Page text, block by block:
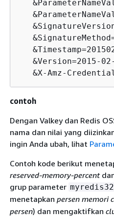
&Version=2015-
&X-Amz-
contoh
Dengan Valkey dan Redis
nama dan nilai yang
ingin Anda ubah, lihat
Contoh kode berikut
reserved-memory-percent
grup parameter
menetapkan persen memori
persen) dan mengaktifkan